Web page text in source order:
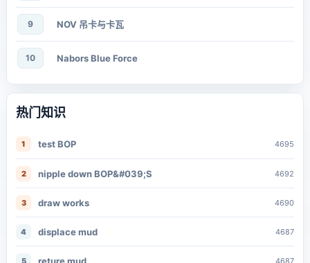
9 NOV 吊卡与卡瓦
10 Nabors Blue Force
热门知识
1 test BOP 4695
2 nipple down BOP&#039;S 4692
3 draw works 4690
4 displace mud 4687
5 reture mud 4687